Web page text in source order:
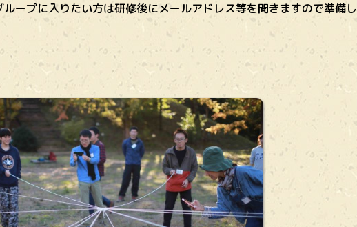
入りたい方は研修後にメールアドレス等を聞きますので準備し